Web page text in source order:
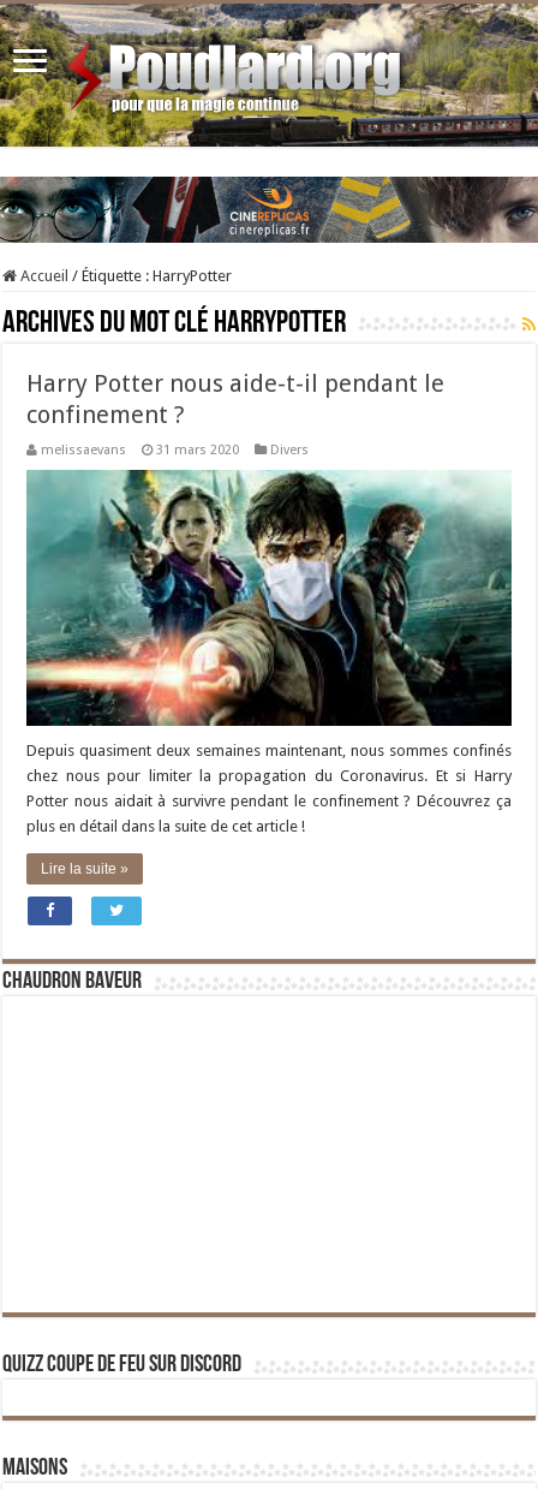
Accueil / Étiquette :HarryPotter
Archives du mot clé HarryPotter
Harry Potter nous aide-t-il pendant le
confinement ?
melissaevans 31 mars 2020 Divers
Depuis quasiment deux semaines maintenant, nous sommes confinés
chez nous pour limiter la propagation du Coronavirus. Et si Harry
Potter nous aidait à survivre pendant le confinement ? Découvrez ça
plus en détail dans la suite de cet article !
Lire la suite »
Chaudron Baveur
Quizz Coupe de Feu sur Discord
Maisons